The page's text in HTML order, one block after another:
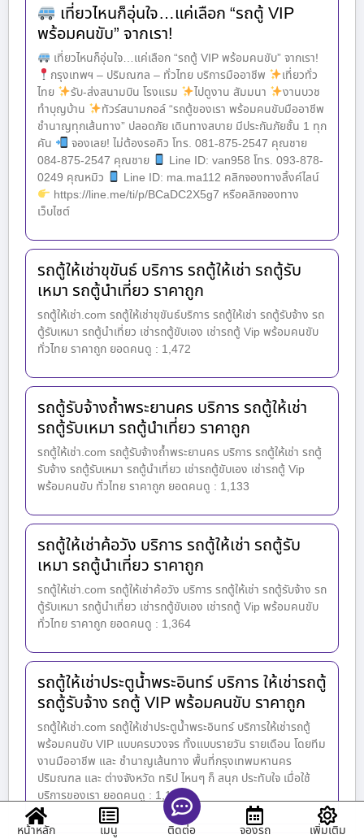
เที่ยวไหนก็อุ่นใจ…แค่เลือก “รถตู้ VIP
พร้อมคนขับ” จากเรา!
เที่ยวไหนก็อุ่นใจ…แค่เลือก “รถตู้ VIP พร้อมคนขับ” จากเรา!
กรุงเทพฯ – ปริมณฑล – ทั่วไทย บริการมืออาชีพ
เที่ยวทั่ว
ไทย
รับ-ส่งสนามบิน โรงแรม ไปดูงาน สัมมนา
งานบวช
ทำบุญบ้าน
ทัวร์สนามกอล์ “รถตู้ของเรา พร้อมคนขับมืออาชีพ
ชำนาญทุกเส้นทาง” ปลอดภัย เดินทางสบาย มีประกันภัยชั้น 1 ทุก
คัน
จองเลย! ไม่ต้องรอคิว โทร. 081-875-2547 คุณชาย
084-875-2547 คุณชาย
Line ID: van958 โทร. 093-878-
0249 คุณหมิว
Line ID: ma.ma112 คลิกจองทางลิ้งค์ไลน์
https://line.me/ti/p/BCaDC2X5g7 หรือคลิกจองทาง
เว็บไซต์
รถตู้ให้เช่าขุขันธ์ บริการ รถตู้ให้เช่า รถตู้รับ
เหมา รถตู้นำเที่ยว ราคาถูก
รถตู้ให้เช่า.com รถตู้ให้เช่าขุขันธ์บริการ รถตู้ให้เช่า รถตู้รับจ้าง รถ
ตู้รับเหมา รถตู้นำเที่ยว เช่ารถตู้ขับเอง เช่ารถตู้ Vip พร้อมคนขับ
ทั่วไทย ราคาถูก ยอดคนดู : 1,472
รถตู้รับจ้างถ้ำพระยานคร บริการ รถตู้ให้เช่า
รถตู้รับเหมา รถตู้นำเที่ยว ราคาถูก
รถตู้ให้เช่า.com รถตู้รับจ้างถ้ำพระยานคร บริการ รถตู้ให้เช่า รถตู้
รับจ้าง รถตู้รับเหมา รถตู้นำเที่ยว เช่ารถตู้ขับเอง เช่ารถตู้ Vip
พร้อมคนขับ ทั่วไทย ราคาถูก ยอดคนดู : 1,133
รถตู้ให้เช่าค้อวัง บริการ รถตู้ให้เช่า รถตู้รับ
เหมา รถตู้นำเที่ยว ราคาถูก
รถตู้ให้เช่า.com รถตู้ให้เช่าค้อวัง บริการ รถตู้ให้เช่า รถตู้รับจ้าง รถ
ตู้รับเหมา รถตู้นำเที่ยว เช่ารถตู้ขับเอง เช่ารถตู้ Vip พร้อมคนขับ
ทั่วไทย ราคาถูก ยอดคนดู : 1,364
รถตู้ให้เช่าประตูน้ำพระอินทร์ บริการ ให้เช่ารถตู้
รถตู้รับจ้าง รถตู้ VIP พร้อมคนขับ ราคาถูก
รถตู้ให้เช่า.com รถตู้ให้เช่าประตูน้ำพระอินทร์ บริการให้เช่ารถตู้
พร้อมคนขับ VIP แบบครบวงจร ทั้งแบบรายวัน รายเดือน โดยทีม
งานมืออาชีพ และ ชำนาญเส้นทาง พื้นที่กรุงเทพมหานคร
ปริมณฑล และ ต่างจังหวัด ทริป ไหนๆ ก็ สนุก ประทับใจ เมื่อใช้
บริการของเรา ยอดคนดู : 1,158
หน้าหลัก เมนู ติดต่อ จองรถ เพิ่มเติม